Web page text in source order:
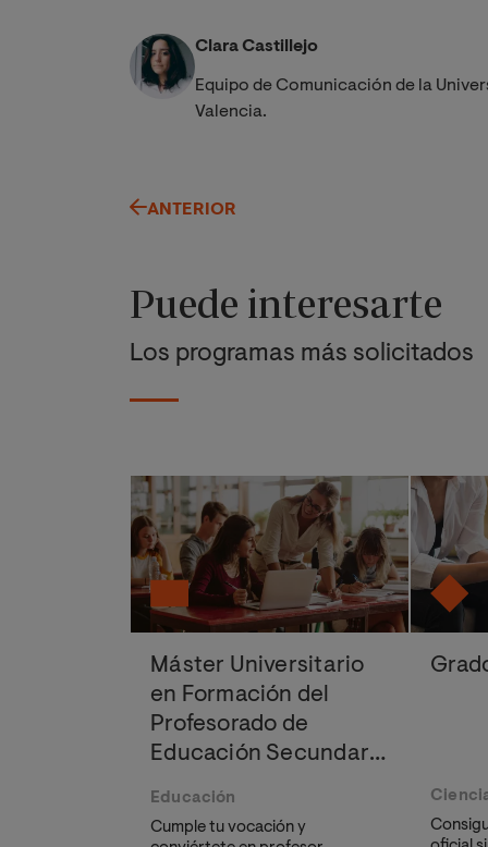
Clara Castillejo
Equipo de Comunicación de la
Valencia.
ANTERIOR
Puede interesarte
Los programas más solicitados
Máster Universitario
en Formación del
Profesorado de
Educación Secundaria
Educación
Cumple tu vocación y